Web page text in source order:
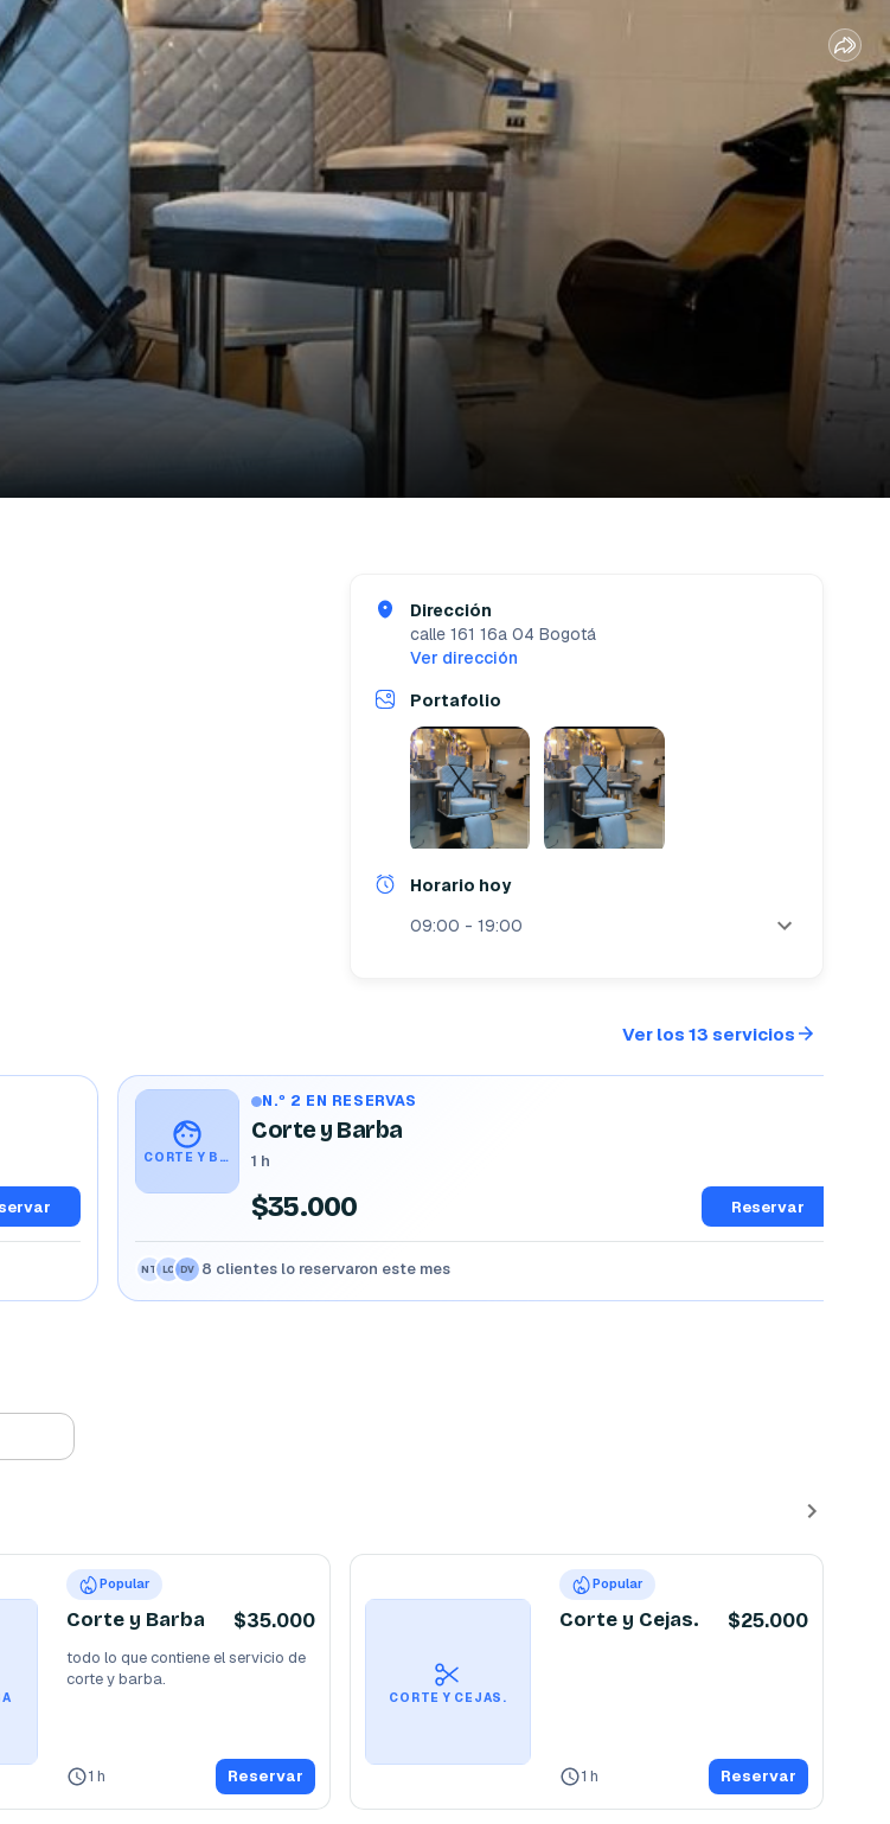
Dirección
calle 161 16a 04 Bogotá
Ver dirección
Portafolio
Horario hoy
09:00 - 19:00
Ver los 13 servicios
CORTE Y BARBA
N.º 2 EN RESERVAS
Corte y Barba
1 h
$35.000 Reservar
AM MR CR 8 clientes lo reservaron este mes
Popular
Corte y Barba $35.000
todo lo que contiene el servicio de
corte y barba.
1 h Reservar
CORTE Y CEJAS.
Popular
Corte y Cejas. $25.000
1 h Reservar